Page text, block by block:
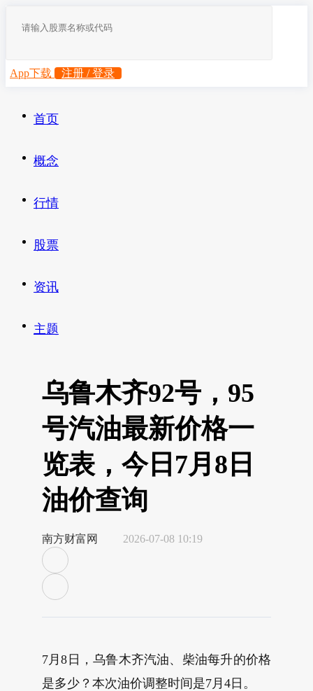
App下载 注册 / 登录
首页
概念
行情
股票
资讯
主题
乌鲁木齐92号，95
号汽油最新价格一
览表，今日7月8日
油价查询
南方财富网 2026-07-08 10:19
7月8日，乌鲁木齐汽油、柴油每升的价格
是多少？本次油价调整时间是7月4日。